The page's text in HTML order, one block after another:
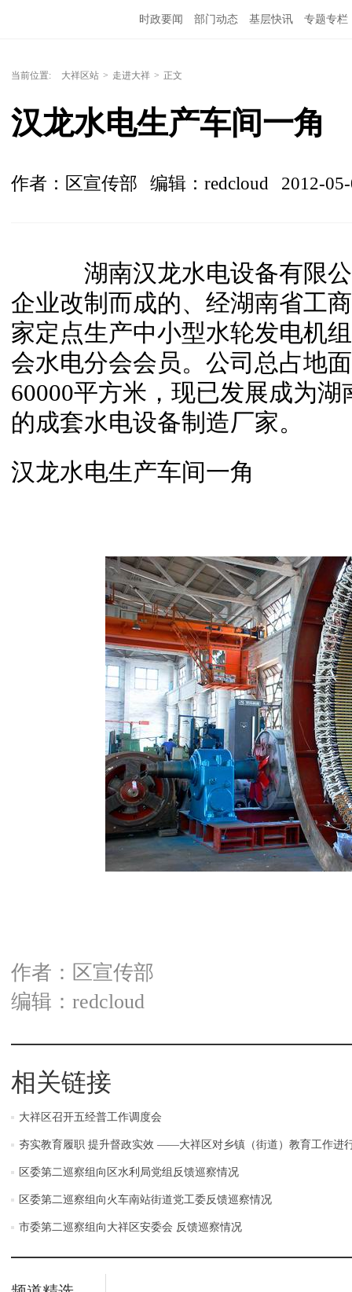
时政要闻 部门动态 基层快讯 专题专栏
当前位置: 大祥区站 > 走进大祥 > 正文
汉龙水电生产车间一角
作者：区宣传部 编辑：redcloud 2012-
湖南汉龙水电设备有限公
企业改制而成的、经湖南省工
家定点生产中小型水轮发电机
会水电分会会员。公司总占地
60000平方米，现已发展成为
的成套水电设备制造厂家。
汉龙水电生产车间一角
作者：区宣传部
编辑：redcloud
相关链接
大祥区召开五经普工作调度会
夯实教育履职 提升督政实效 ——大祥区对乡镇（街道）教育工作进
区委第二巡察组向区水利局党组反馈巡察情况
区委第二巡察组向火车南站街道党工委反馈巡察情况
市委第二巡察组向大祥区安委会 反馈巡察情况